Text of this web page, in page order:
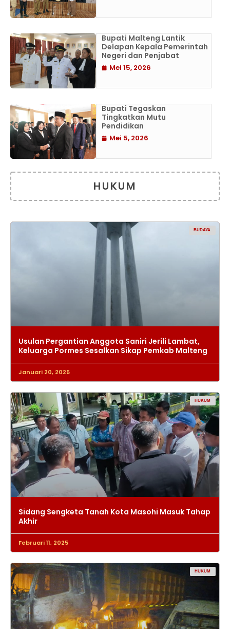
Bupati Malteng Lantik
Delapan Kepala Pemerintah
Negeri dan Penjabat
Mei 15, 2026
Bupati Tegaskan
Tingkatkan Mutu
Pendidikan
Mei 5, 2026
HUKUM
BUDAYA
Usulan Pergantian Anggota Saniri Jerili Lambat,
Keluarga Pormes Sesalkan Sikap Pemkab Malteng
Januari 20, 2025
HUKUM
Sidang Sengketa Tanah Kota Masohi Masuk Tahap
Akhir
Februari 11, 2025
HUKUM